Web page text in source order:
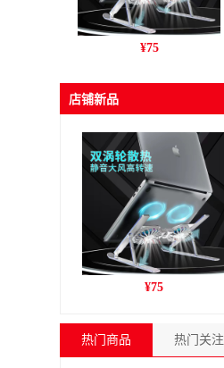
跨境新款C9pro笔记本电脑
¥75
店铺新品
跨境新款C9pro笔记本电脑
¥75
热门商品 热门关注